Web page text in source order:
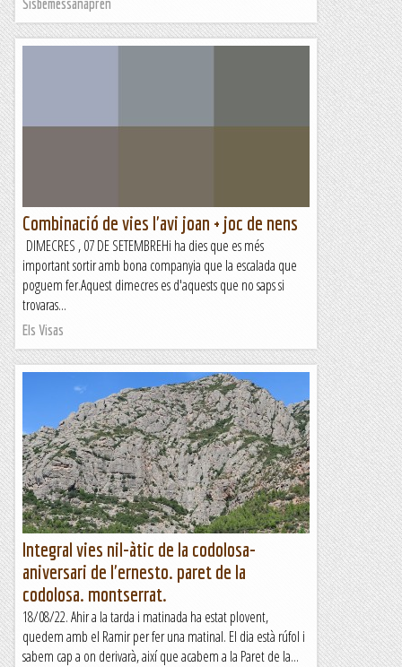
Sisbemessanapren
Combinació de vies l'avi joan + joc de nens
DIMECRES , 07 DE SETEMBREHi ha dies que es més
important sortir amb bona companyia que la escalada que
poguem fer.Aquest dimecres es d'aquests que no saps si
trovaras...
Els Visas
Integral vies nil-àtic de la codolosa-
aniversari de l'ernesto. paret de la
codolosa. montserrat.
18/08/22. Ahir a la tarda i matinada ha estat plovent,
quedem amb el Ramir per fer una matinal. El dia està rúfol i
sabem cap a on derivarà, així que acabem a la Paret de la...